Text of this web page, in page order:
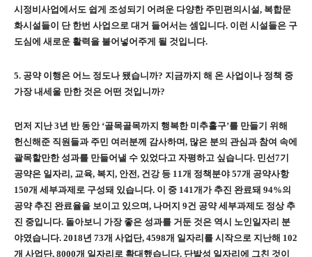
시정비사업에서도 쉽게 조성되기 어려운 다양한 주민편의시설, 복합문
화시설들이 단 한번 사업으로 대거 들어서는 셈입니다. 이런 시설들은 구
도심에 새로운 활력을 불어넣어주게 될 것입니다.
5. 공약 이행은 어느 정도나 됐습니까? 지금까지 해 온 사업이나 정책 중
가장 내세울 만한 것은 어떤 것입니까?
먼저 지난3년 반 동안 ‘골목골목까지 행복한 미추홀구’를 만들기 위해
헌신해준 직원들과 주민 여러분께 감사하며 , 많은 분의 관심과 참여 속에
괄목할만한 성과를 만들어낼 수 있었다고 자평하고 싶습니다. 민선7기
공약은 일자리 , 교육, 복지 , 안전, 건강 등 11개 정책분야57개 공약사항
150개 세부과제로 구성돼 있습니다. 이 중 141개가 추진 완료돼 94%의
공약 추진 완료율을 보이고 있으며 , 나머지 9건 공약 세부과제도 정상 추
진 중입니다. 돌아보니 가장 좋은 성과를 거둔 것은 역시 노인일자리 분
야였습니다. 2018년 73개 사업단, 4598개 일자리를 시작으로 지난해 102
개 사업단, 8000개 일자리로 확대했습니다. 단발성 일자리에 그친 것이